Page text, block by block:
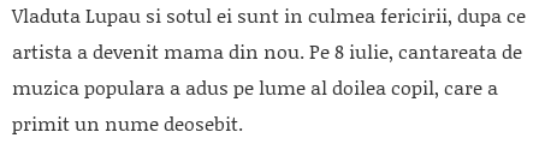
Vladuta Lupau si sotul ei sunt in culmea fericirii, dupa ce
artista a devenit mama din nou. Pe 8 iulie, cantareata de
muzica populara a adus pe lume al doilea copil, care a
primit un nume deosebit.